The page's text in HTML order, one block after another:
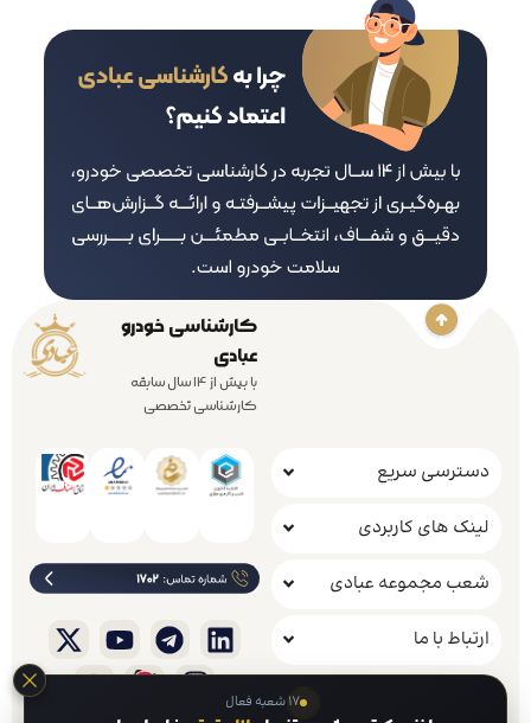
کارشناسی خودرو
عبادی
با بیش از 14 سال سابقه
کارشناسی تخصصی
دسترسی سریع
لینک های کاربردی
شعب مجموعه عبادی
ارتباط با ما
۱۷ شعبه فعال